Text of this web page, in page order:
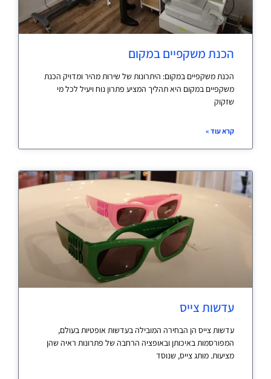
הכנת משקפיים במקום
הכנת משקפיים במקום: היתרונות של שירות מהיר ומדויק הכנת
משקפיים במקום היא תהליך המציע פתרון נוח ויעיל לכל מי
שזקוק
קרא עוד »
עדשות צייס
עדשות צייס הן הבחירה המובילה בעדשות אופטיות בעולם,
המפורסמות באיכותן ובאופציה הרחבה של פתרונות ראיה שהן
מציעות. מותג צייס, שנוסד